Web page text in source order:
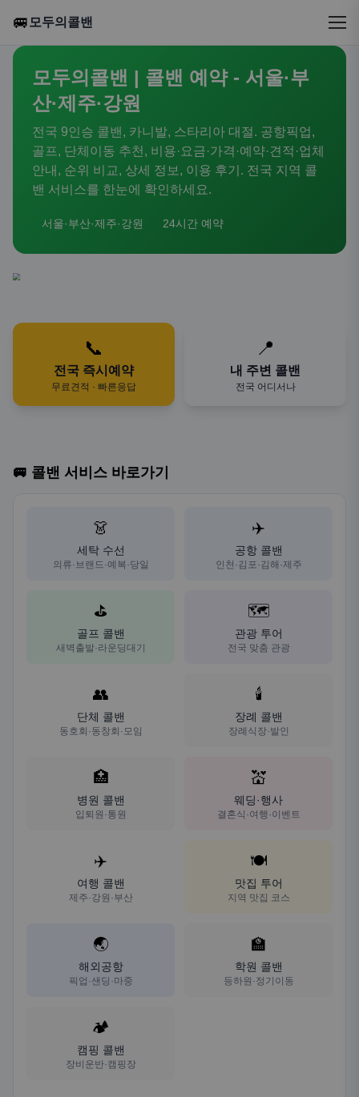
🚐 모두의콜밴
모두의콜밴 | 콜밴 예약 - 서울·부
산·제주·강원
전국 9인승 콜밴, 카니발, 스타리아 대절. 공항픽업,
골프, 단체이동 추천, 비용·요금·가격·예약·견적·업체
안내, 순위 비교, 상세 정보, 이용 후기. 전국 지역 콜
밴 서비스를 한눈에 확인하세요.
서울·부산·제주·강원 24시간 예약
📞
전국 즉시예약
무료견적 · 빠른응답
📍
내 주변 콜밴
전국 어디서나
🚐 콜밴 서비스 바로가기
👗
세탁 수선
의류·브랜드·예복·당일
✈️
공항 콜밴
인천·김포·김해·제주
⛳
골프 콜밴
새벽출발·라운딩대기
🗺️
관광 투어
전국 맞춤 관광
👥
단체 콜밴
동호회·동창회·모임
🕯️
장례 콜밴
장례식장·발인
🏥
병원 콜밴
입퇴원·통원
💒
웨딩·행사
결혼식·여행·이벤트
✈️
여행 콜밴
제주·강원·부산
🍽️
맛집 투어
지역 맛집 코스
🌏
해외공항
픽업·샌딩·마중
🏫
학원 콜밴
등하원·정기이동
🏕️
캠핑 콜밴
장비운반·캠핑장